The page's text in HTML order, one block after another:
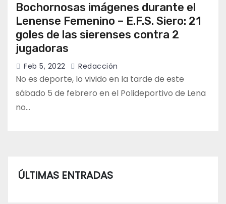
Bochornosas imágenes durante el
Lenense Femenino – E.F.S. Siero: 21
goles de las sierenses contra 2
jugadoras
Feb 5, 2022 Redacción
No es deporte, lo vivido en la tarde de este
sábado 5 de febrero en el Polideportivo de Lena
no…
ÚLTIMAS ENTRADAS